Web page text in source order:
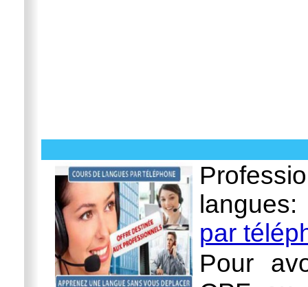
par
Pour